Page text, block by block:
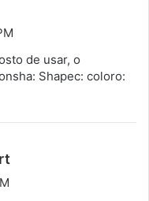
de usar, o
Shapec: coloro: